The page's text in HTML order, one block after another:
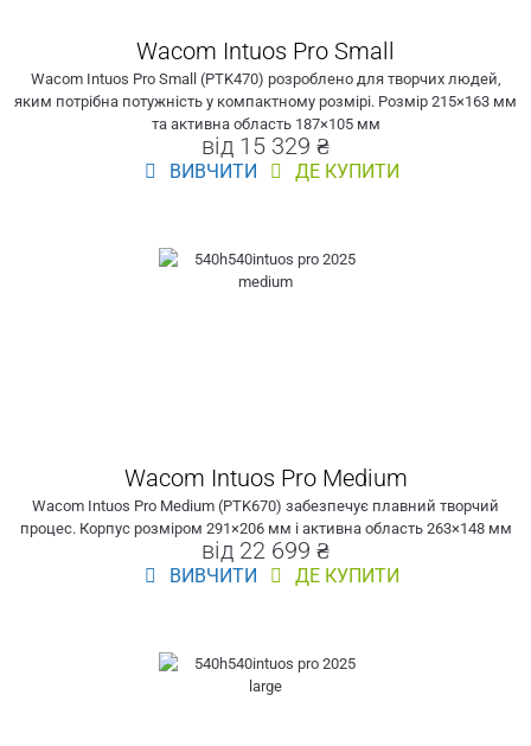
Wacom Intuos Pro Small
Wacom Intuos Pro Small (PTK470) розроблено для творчих людей,
яким потрібна потужність у компактному розмірі. Розмір 215×163 мм
та активна область 187×105 мм
від 15 329 ₴
ВИВЧИТИ ДЕ КУПИТИ
Wacom Intuos Pro Medium
Wacom Intuos Pro Medium (PTK670) забезпечує плавний творчий
процес. Корпус розміром 291×206 мм і активна область 263×148 мм
від 22 699 ₴
ВИВЧИТИ ДЕ КУПИТИ